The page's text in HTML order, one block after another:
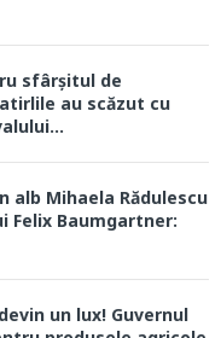
sfârșitul de
au scăzut cu
alb Mihaela Rădulescu
Felix Baumgartner:
un lux! Guvernul